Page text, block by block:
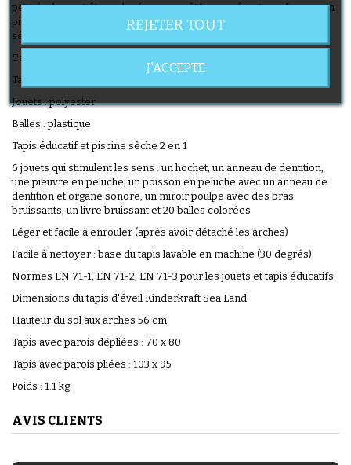
peut également être relevé sur ses côtés pour être transformer en
piscine sèche et ainsi permettre à votre enfant de jouer en toute
sérénité avec ses balles colorées.
Caractéristiques du tapis d'éveil Kinderkraft Sea Land
Tapis : polyester
Jouets : polyester
Balles : plastique
Tapis éducatif et piscine sèche 2 en 1
6 jouets qui stimulent les sens : un hochet, un anneau de dentition,
une pieuvre en peluche, un poisson en peluche avec un anneau de
dentition et organe sonore, un miroir poulpe avec des bras
bruissants, un livre bruissant et 20 balles colorées
Léger et facile à enrouler (après avoir détaché les arches)
Facile à nettoyer : base du tapis lavable en machine (30 degrés)
Normes EN 71-1, EN 71-2, EN 71-3 pour les jouets et tapis éducatifs
Dimensions du tapis d'éveil Kinderkraft Sea Land
Hauteur du sol aux arches 56 cm
Tapis avec parois dépliées : 70 x 80
Tapis avec parois pliées : 103 x 95
Poids : 1.1 kg
AVIS CLIENTS
REJETER TOUT
J'ACCEPTE